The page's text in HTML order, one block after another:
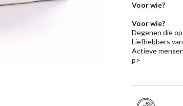
Voor wie?
Voor wie?
Degenen die
Liefhebbers
Actieve
p>